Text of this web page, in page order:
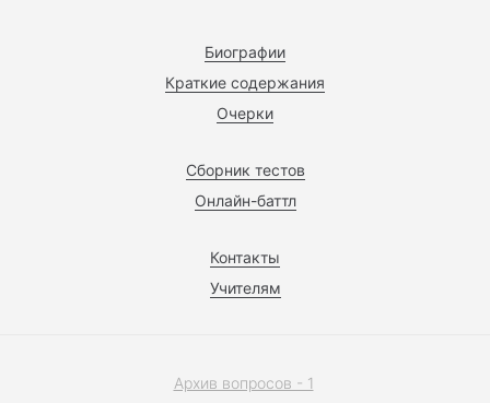
Биографии
Краткие содержания
Очерки
Сборник тестов
Онлайн-баттл
Контакты
Учителям
Архив вопросов - 1